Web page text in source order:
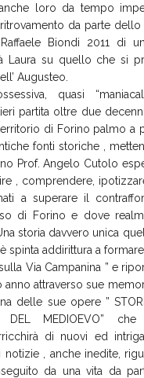
loro da tempo
da parte dello
Biondi 2011 di
Laura su quello che si
Augusteo.
quasi
partita oltre due decenni
di Forino palmo a
fonti storiche ,
Prof. Angelo Cutolo
, comprendere,
a superare il
di Forino e dove
storia davvero unica
spinta addirittura a
Via Campanina ” e
anno attraverso sue
delle sue opere ”
DEL MEDIOEVO” che
di nuovi ed
notizie , anche inedite,
da una vita da